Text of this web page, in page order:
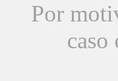
Por
caso